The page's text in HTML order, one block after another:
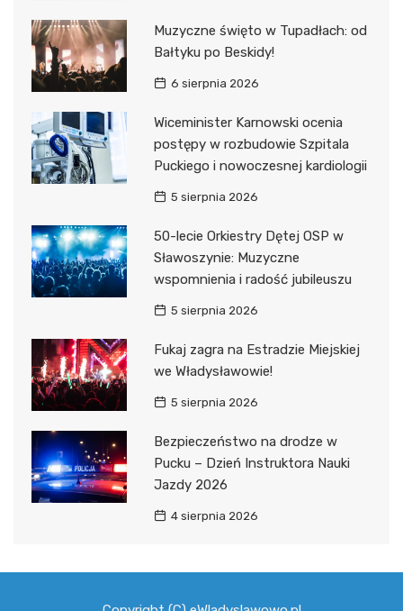
Muzyczne święto w Tupadłach: od
Bałtyku po Beskidy!
6 sierpnia 2026
Wiceminister Karnowski ocenia
postępy w rozbudowie Szpitala
Puckiego i nowoczesnej kardiologii
5 sierpnia 2026
50-lecie Orkiestry Dętej OSP w
Sławoszynie: Muzyczne
wspomnienia i radość jubileuszu
5 sierpnia 2026
Fukaj zagra na Estradzie Miejskiej
we Władysławowie!
5 sierpnia 2026
Bezpieczeństwo na drodze w
Pucku – Dzień Instruktora Nauki
Jazdy 2026
4 sierpnia 2026